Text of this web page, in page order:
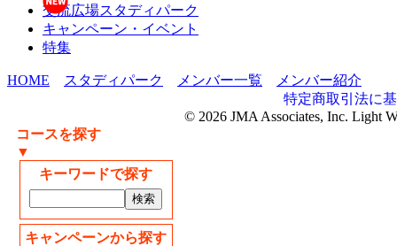
交流広場スタディパーク
キャンペーン・イベント
特集
HOME スタディパーク メンバー一覧 メンバー紹介
コースを探す
▼
キーワードで探す
キャンペーンから探す
特定商取引法に
© 2026 JMA Associates, Inc. Light